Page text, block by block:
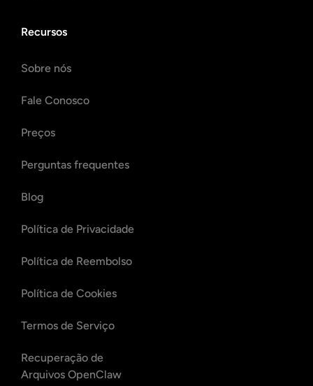
Recursos
Sobre nós
Fale Conosco
Preços
Perguntas frequentes
Blog
Política de Privacidade
Política de Reembolso
Política de Cookies
Termos de Serviço
Recuperação de
Arquivos OpenClaw